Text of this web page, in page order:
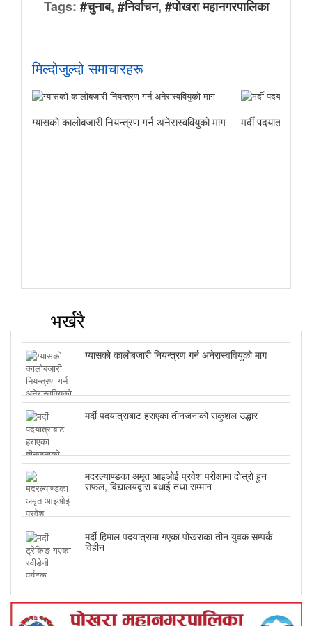
Tags: #चुनाब, #निर्वाचन, #पोखरा महानगरपालिका
मिल्दोजुल्दो समाचारहरू
ग्यासको कालोबजारी नियन्त्रण गर्न अनेरास्ववियुको माग मर्दी
भर्खरै
ग्यासको कालोबजारी नियन्त्रण गर्न अनेरास्ववियुको माग
मर्दी पदयात्राबाट हराएका तीनजनाको सकुशल उद्धार
मदरल्याण्डका अमृत आइओई प्रवेश परीक्षामा दोस्रो हुन
सफल, विद्यालयद्वारा बधाई तथा सम्मान
मर्दी हिमाल पदयात्रामा गएका पोखराका तीन युवक सम्पर्क
विहीन